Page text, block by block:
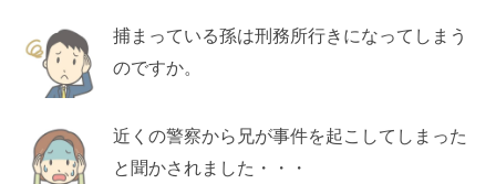
捕まっている孫は刑務所行きになってしまう
のですか。
近くの警察から兄が事件を起こしてしまった
と聞かされました・・・